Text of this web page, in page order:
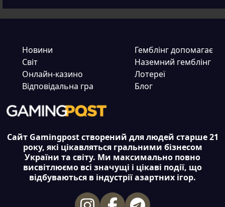
Новини
Світ
Онлайн-казино
Відповідальна гра
Гемблінг допомагає
Наземний гемблінг
Лотереї
Блог
Сайт Gamingpost створений для людей старше 21
року, які цікавляться гральними бізнесом
України та світу. Ми максимально повно
висвітлюємо всі значущі і цікаві події, що
відбуваються в індустрії азартних ігор.